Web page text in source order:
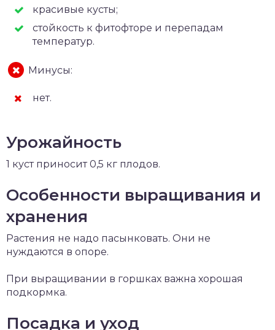
красивые кусты;
стойкость к фитофторе и перепадам
температур.
Минусы:
нет.
Урожайность
1 куст приносит 0,5 кг плодов.
Особенности выращивания и
хранения
Растения не надо пасынковать. Они не
нуждаются в опоре.
При выращивании в горшках важна хорошая
подкормка.
Посадка и уход